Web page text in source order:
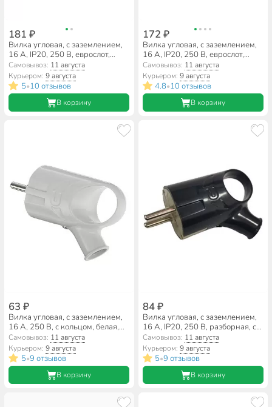
181 ₽
Вилка угловая, с заземлением,
16 А, IP20, 250 В, еврослот,
невидимка, черная, UNIVersal,
5565419
Самовывоз: 11 августа
Курьером:9 августа
5•10 отзывов
В корзину
172 ₽
Вилка угловая, с заземлением,
16 А, IP20, 250 В, еврослот,
невидимка, белая, UNIVersal,
5566874
Самовывоз: 11 августа
Курьером: 9 августа
4.8•10 отзывов
В корзину
63 ₽
Вилка угловая, с заземлением,
16 А, 250 В, с кольцом, белая,
Ecola, Base, AEPL3WEAY
Самовывоз: 11 августа
Курьером:9 августа
5•9 отзывов
В корзину
84 ₽
Вилка угловая, с заземлением,
16 А, IP20, 250 В, разборная, с
ушком, черная, General Lighting
Systems, 470513
Самовывоз: 11 августа
Курьером: 9 августа
5•9 отзывов
В корзину